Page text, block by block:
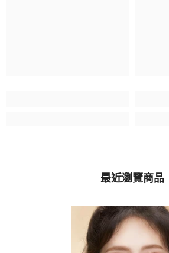
最近瀏覽商品